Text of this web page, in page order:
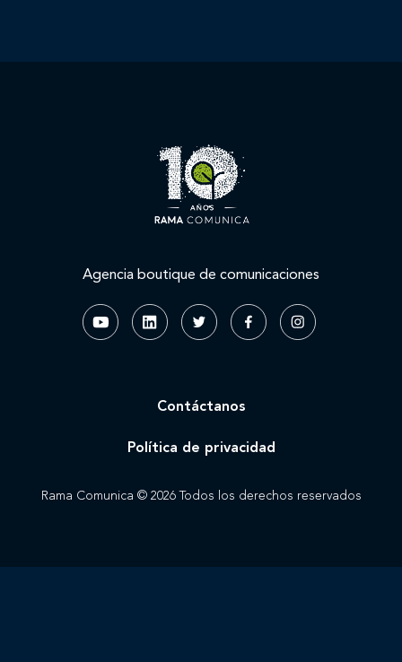
Agencia boutique de comunicaciones
Rama Comunica © 2026 Todos los derechos reservados
Contáctanos
Política de privacidad